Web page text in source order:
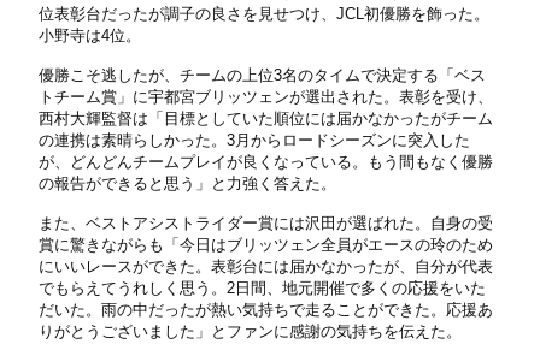
位表彰台だったが調子の良さを見せつけ、JCL初優勝を飾った。
小野寺は4位。
優勝こそ逃したが、チームの上位3名のタイムで決定する「ベス
トチーム賞」に宇都宮ブリッツェンが選出された。表彰を受け、
西村大輝監督は「目標としていた順位には届かなかったがチーム
の連携は素晴らしかった。3月からロードシーズンに突入した
が、どんどんチームプレイが良くなっている。もう間もなく優勝
の報告ができると思う」と力強く答えた。
また、ベストアシストライダー賞には沢田が選ばれた。自身の受
賞に驚きながらも「今日はブリッツェン全員がエースの玲のため
にいいレースができた。表彰台には届かなかったが、自分が代表
でもらえてうれしく思う。2日間、地元開催で多くの応援をいた
だいた。雨の中だったが熱い気持ちで走ることができた。応援あ
りがとうございました」とファンに感謝の気持ちを伝えた。